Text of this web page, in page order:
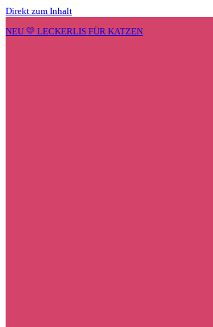
Direkt zum Inhalt
NEU 💛 LECKERLIS FÜR KATZEN